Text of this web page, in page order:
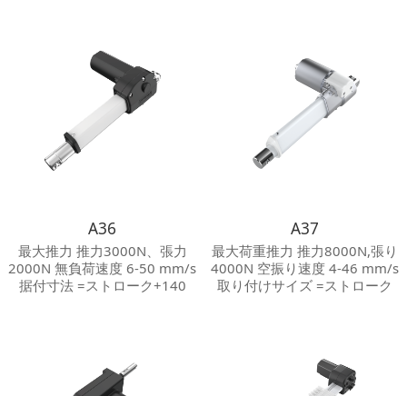
サ
ルセンサ
A36
最大推力 推力3000N、張力
2000N 無負荷速度 6-50 mm/s
据付寸法 =ストローク+140
A37
最大荷重推力 推力8000N,張り
4000N 空振り速度 4-46 mm/s
取り付けサイズ =ストローク
；ホールセンサー